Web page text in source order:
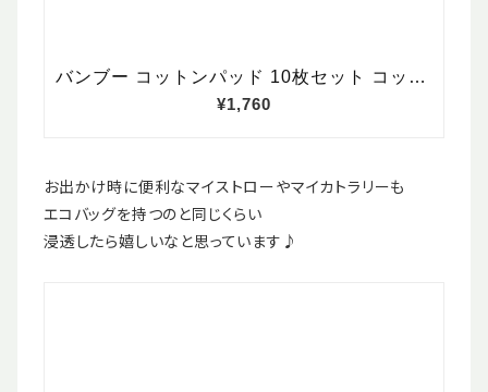
お出かけ時に便利なマイストローやマイカトラリーも
エコバッグを持つのと同じくらい
浸透したら嬉しいなと思っています♪